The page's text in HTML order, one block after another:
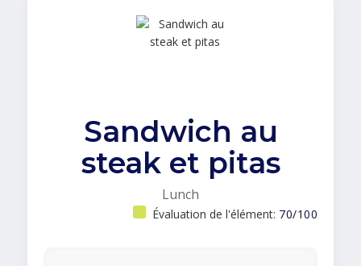
Sandwich au
steak et pitas
Lunch
Évaluation de l'élément: 70/100